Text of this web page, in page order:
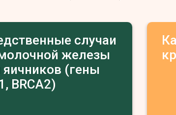
случаи
железы
(гены
BRCA2)